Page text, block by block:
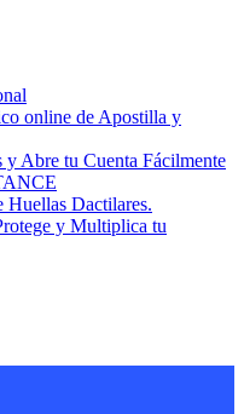
online de Apostilla y
Abre tu Cuenta Fácilmente
Huellas Dactilares.
y Multiplica tu